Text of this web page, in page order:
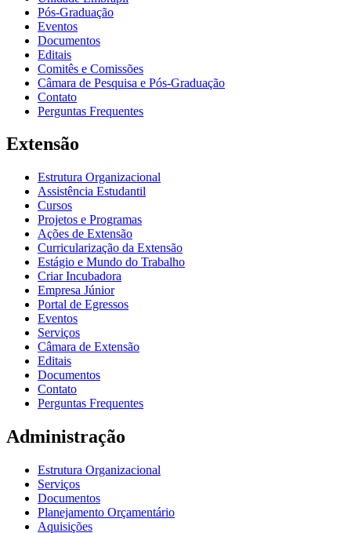
Pós-Graduação
Eventos
Documentos
Editais
Comitês e Comissões
Câmara de Pesquisa e Pós-Graduação
Contato
Perguntas Frequentes
Extensão
Estrutura Organizacional
Assistência Estudantil
Cursos
Projetos e Programas
Ações de Extensão
Curricularização da Extensão
Estágio e Mundo do Trabalho
Criar Incubadora
Empresa Júnior
Portal de Egressos
Eventos
Serviços
Câmara de Extensão
Editais
Documentos
Contato
Perguntas Frequentes
Administração
Estrutura Organizacional
Serviços
Documentos
Planejamento Orçamentário
Aquisições